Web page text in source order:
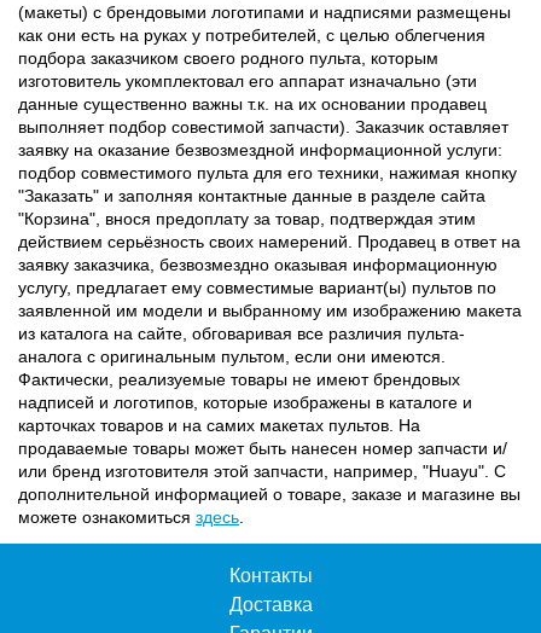
(макеты) с брендовыми логотипами и надписями размещены
как они есть на руках у потребителей, с целью облегчения
подбора заказчиком своего родного пульта, которым
изготовитель укомплектовал его аппарат изначально (эти
данные существенно важны т.к. на их основании продавец
выполняет подбор совестимой запчасти). Заказчик оставляет
заявку на оказание безвозмездной информационной услуги:
подбор совместимого пульта для его техники, нажимая кнопку
"Заказать" и заполняя контактные данные в разделе сайта
"Корзина", внося предоплату за товар, подтверждая этим
действием серьёзность своих намерений. Продавец в ответ на
заявку заказчика, безвозмездно оказывая информационную
услугу, предлагает ему совместимые вариант(ы) пультов по
заявленной им модели и выбранному им изображению макета
из каталога на сайте, обговаривая все различия пульта-
аналога с оригинальным пультом, если они имеются.
Фактически, реализуемые товары не имеют брендовых
надписей и логотипов, которые изображены в каталоге и
карточках товаров и на самих макетах пультов. На
продаваемые товары может быть нанесен номер запчасти и/
или бренд изготовителя этой запчасти, например, "Huayu". С
дополнительной информацией о товаре, заказе и магазине вы
можете ознакомиться здесь
Контакты
Доставка